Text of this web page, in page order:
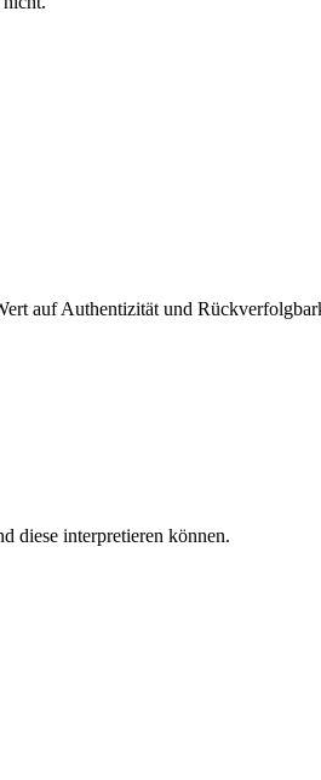
auf Authentizität und
diese interpretieren können.